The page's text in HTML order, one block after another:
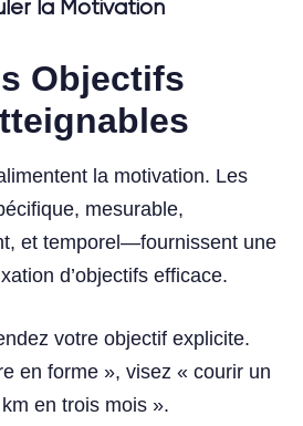
la Motivation
Objectifs
la motivation. Les
mesurable,
et temporel—fournissent une
d’objectifs efficace.
votre objectif explicite.
en forme », visez « courir un
en trois mois ».